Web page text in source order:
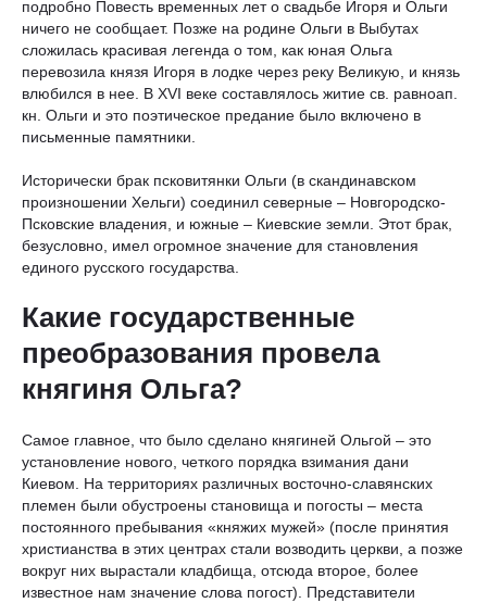
подробно Повесть временных лет о свадьбе Игоря и Ольги
ничего не сообщает. Позже на родине Ольги в Выбутах
сложилась красивая легенда о том, как юная Ольга
перевозила князя Игоря в лодке через реку Великую, и князь
влюбился в нее. В XVI веке составлялось житие св. равноап.
кн. Ольги и это поэтическое предание было включено в
письменные памятники.
Исторически брак псковитянки Ольги (в скандинавском
произношении Хельги) соединил северные – Новгородско-
Псковские владения, и южные – Киевские земли. Этот брак,
безусловно, имел огромное значение для становления
единого русского государства.
Какие государственные
преобразования провела
княгиня Ольга?
Самое главное, что было сделано княгиней Ольгой – это
установление нового, четкого порядка взимания дани
Киевом. На территориях различных восточно-славянских
племен были обустроены становища и погосты – места
постоянного пребывания «княжих мужей» (после принятия
христианства в этих центрах стали возводить церкви, а позже
вокруг них вырастали кладбища, отсюда второе, более
известное нам значение слова погост). Представители